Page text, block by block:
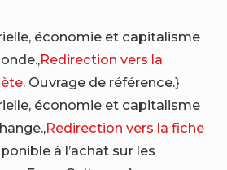
économie et capitalisme
Redirection vers la
. Ouvrage de référence.}
économie et capitalisme
Redirection vers la fiche
à l’achat sur les